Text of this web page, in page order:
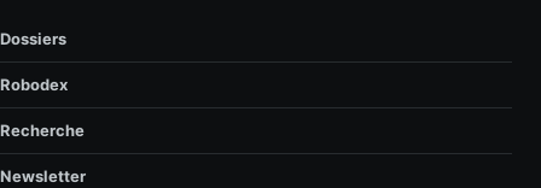
Dossiers
Robodex
Recherche
Newsletter